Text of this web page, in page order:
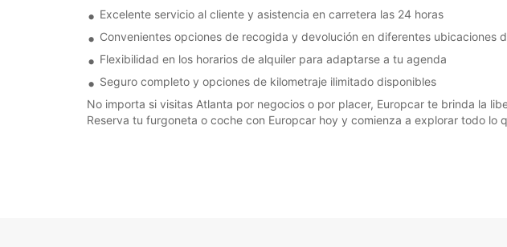
Excelente servicio al cliente y asistencia en carretera las 24 horas
Convenientes opciones de recogida y devolución en diferentes ubicaciones
Flexibilidad en los horarios de alquiler para adaptarse a tu agenda
Seguro completo y opciones de kilometraje ilimitado disponibles
No importa si visitas Atlanta por negocios o por placer, Europcar te brinda la
Reserva tu furgoneta o coche con Europcar hoy y comienza a explorar todo lo